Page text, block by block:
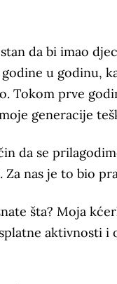
da bi imao
u godinu,
Tokom prve
generacije
da se
nas je to bio
šta? Moja
aktivnosti i